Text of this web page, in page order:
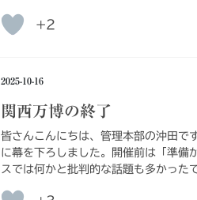
+2
2025-10-16
関西万博の終了
皆さんこんにちは、管理本部の沖田で
に幕を下ろしました。開催前は「準備
スでは何かと批判的な話題も多かっ